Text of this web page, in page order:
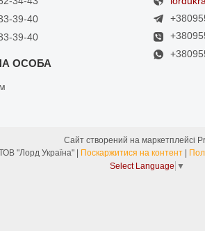
39-40
39-40
Сайт створений на маркетплейсі
ТОВ "Лорд Україна" | Поскаржитися на контент |
Select Language ▼